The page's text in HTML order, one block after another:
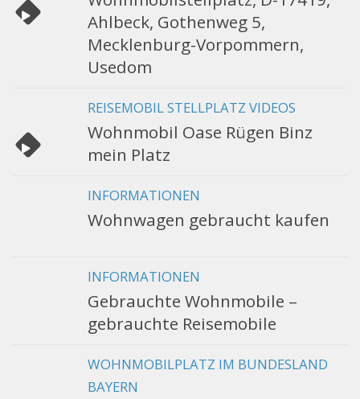
Ahlbeck, Gothenweg 5,
Mecklenburg-Vorpommern,
Usedom
REISEMOBIL STELLPLATZ VIDEOS
Wohnmobil Oase Rügen Binz
mein Platz
INFORMATIONEN
Wohnwagen gebraucht kaufen
INFORMATIONEN
Gebrauchte Wohnmobile –
gebrauchte Reisemobile
WOHNMOBILPLATZ IM BUNDESLAND
BAYERN